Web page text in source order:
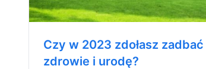
Czy w 2023 zdołasz zadbać
zdrowie i urodę?